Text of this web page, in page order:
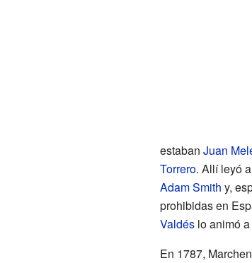
estaban Juan
Torrero. Allí leyó
Adam Smith y,
prohibidas en
Valdéslo animó a
En 1787,